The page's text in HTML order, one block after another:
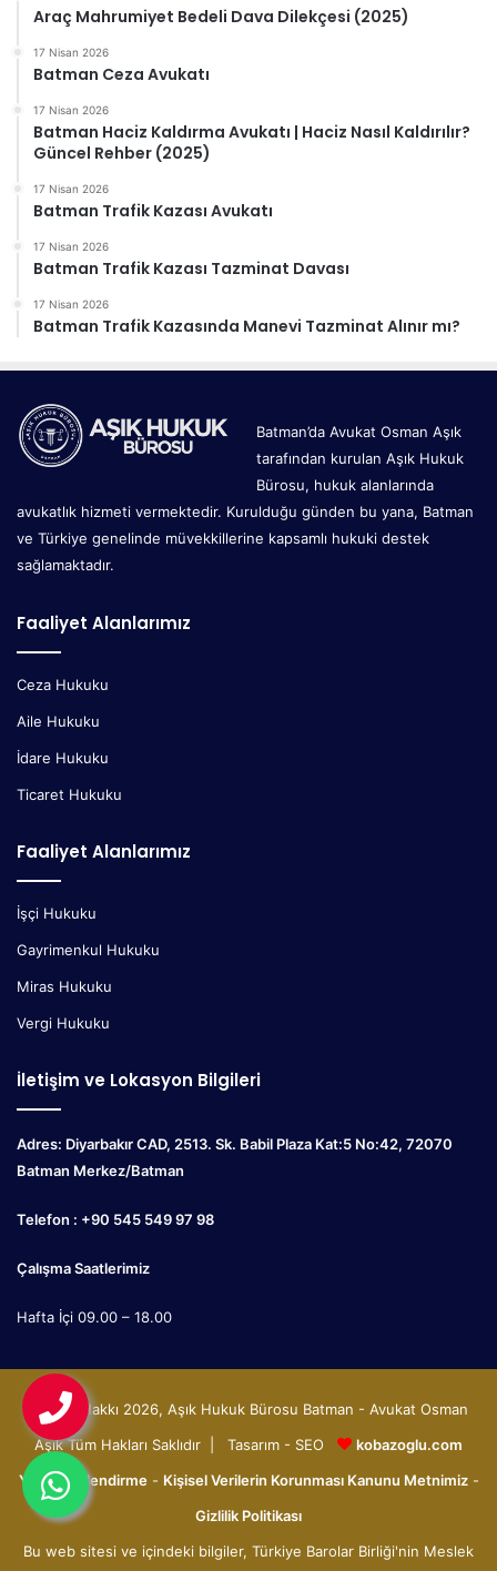
Araç Mahrumiyet Bedeli Dava Dilekçesi (2025)
17 Nisan 2026
Batman Ceza Avukatı
17 Nisan 2026
Batman Haciz Kaldırma Avukatı | Haciz Nasıl Kaldırılır?
Güncel Rehber (2025)
17 Nisan 2026
Batman Trafik Kazası Avukatı
17 Nisan 2026
Batman Trafik Kazası Tazminat Davası
17 Nisan 2026
Batman Trafik Kazasında Manevi Tazminat Alınır mı?
Batman’da Avukat Osman Aşık
tarafından kurulan Aşık Hukuk
Bürosu, hukuk alanlarında
avukatlık hizmeti vermektedir. Kurulduğu günden bu yana, Batman
ve Türkiye genelinde müvekkillerine kapsamlı hukuki destek
sağlamaktadır.
Faaliyet Alanlarımız
Ceza Hukuku
Aile Hukuku
İdare Hukuku
Ticaret Hukuku
Faaliyet Alanlarımız
İşçi Hukuku
Gayrimenkul Hukuku
Miras Hukuku
Vergi Hukuku
İletişim ve Lokasyon Bilgileri
Adres: Diyarbakır CAD, 2513. Sk. Babil Plaza Kat:5 No:42, 72070
Batman Merkez/Batman
Telefon : +90 545 549 97 98
Çalışma Saatlerimiz
Hafta İçi 09.00 – 18.00
© Telif Hakkı 2026, Aşık Hukuk Bürosu Batman - Avukat Osman
Aşık Tüm Hakları Saklıdır | Tasarım - SEO
kobazoglu.com
Yasal Bilgilendirme- Kişisel Verilerin Korunması Kanunu Metnimiz-
Gizlilik Politikası
Bu web sitesi ve içindeki bilgiler, Türkiye Barolar Birliği'nin Meslek